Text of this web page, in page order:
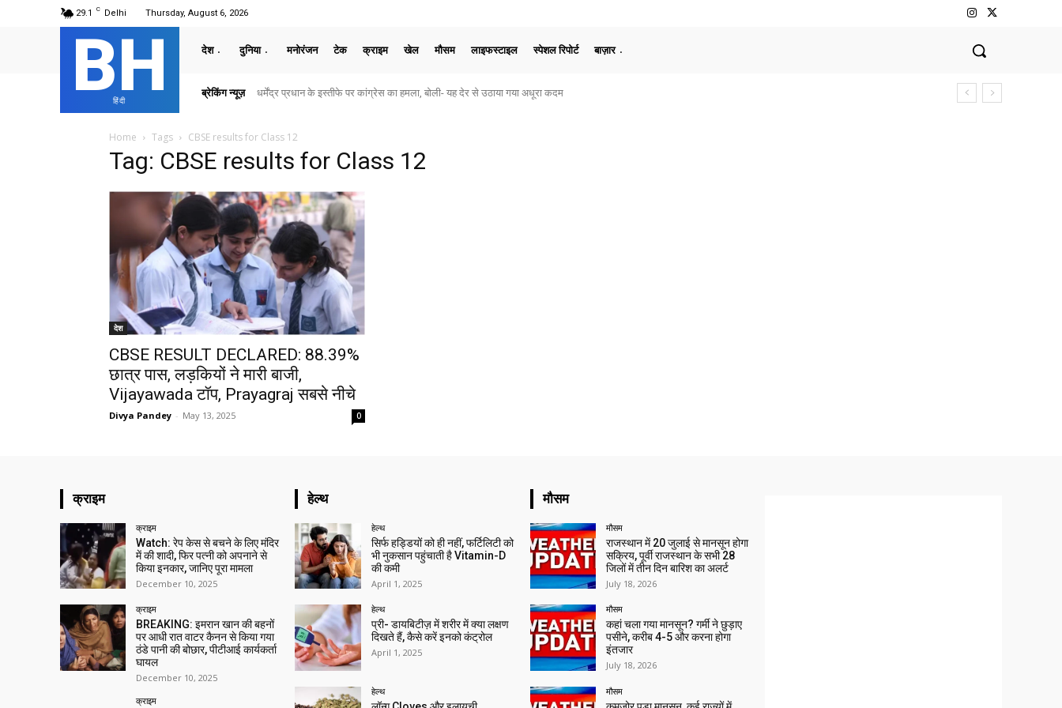
29.1 C Delhi Thursday, August 6, 2026
BH
हिंदी
देश दुनिया मनोरंजन टेक क्राइम खेल मौसम लाइफस्टाइल स्पेशल रिपोर्ट बाज़ार
ब्रेकिंग न्यूज़ धर्मेंद्र प्रधान के इस्तीफे पर कांग्रेस का हमला, बोली- यह देर से उठाया गया अधूरा कदम
Home Tags CBSE results for Class 12
Tag: CBSE results for Class 12
देश
CBSE RESULT DECLARED: 88.39%
छात्र पास, लड़कियों ने मारी बाजी,
Vijayawada टॉप, Prayagraj सबसे नीचे
Divya Pandey - May 13, 2025 0
क्राइम
क्राइम
Watch: रेप केस से बचने के लिए मंदिर
में की शादी, फिर पत्नी को अपनाने से
किया इनकार, जानिए पूरा मामला
December 10, 2025
क्राइम
BREAKING: इमरान खान की बहनों
पर आधी रात वाटर कैनन से किया गया
ठंडे पानी की बोछार, पीटीआई कार्यकर्ता
घायल
December 10, 2025
क्राइम
हेल्थ
हेल्थ
सिर्फ हड्डियों को ही नहीं, फर्टिलिटी को
भी नुकसान पहुंचाती है Vitamin-D
की कमी
April 1, 2025
हेल्थ
प्री- डायबिटीज़ में शरीर में क्या लक्षण
दिखते हैं, कैसे करें इनको कंट्रोल
April 1, 2025
हेल्थ
मौसम
मौसम
राजस्थान में 20 जुलाई से मानसून होगा
सक्रिय, पूर्वी राजस्थान के सभी 28
जिलों में तीन दिन बारिश का अलर्ट
July 18, 2026
मौसम
कहां चला गया मानसून? गर्मी ने छुड़ाए
पसीने, करीब 4-5 और करना होगा
इंतजार
July 18, 2026
मौसम